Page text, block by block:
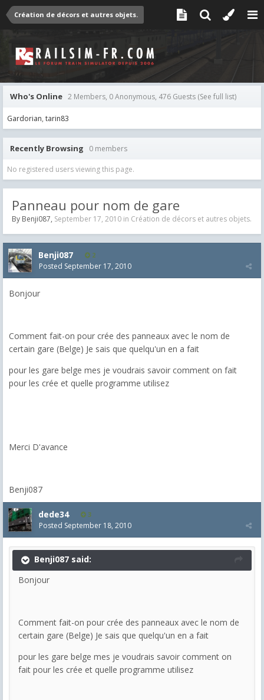
Création de décors et autres objets.
Who's Online 2 Members, 0 Anonymous, 476 Guests (See full list)
Gardorian tarin83
Recently Browsing 0 members
No registered users viewing this page.
Panneau pour nom de gare
By Benji087, September 17, 2010 in Création de décors et autres objets.
Benji087 2
Posted September 17, 2010
Bonjour
Comment fait-on pour crée des panneaux avec le nom de
certain gare (Belge) Je sais que quelqu'un en a fait
pour les gare belge mes je voudrais savoir comment on fait
pour les crée et quelle programme utilisez
Merci D'avance
Benji087
dede34 3
Posted September 18, 2010
Benji087 said:
Bonjour
Comment fait-on pour crée des panneaux avec le nom de
certain gare (Belge) Je sais que quelqu'un en a fait
pour les gare belge mes je voudrais savoir comment on
fait pour les crée et quelle programme utilisez